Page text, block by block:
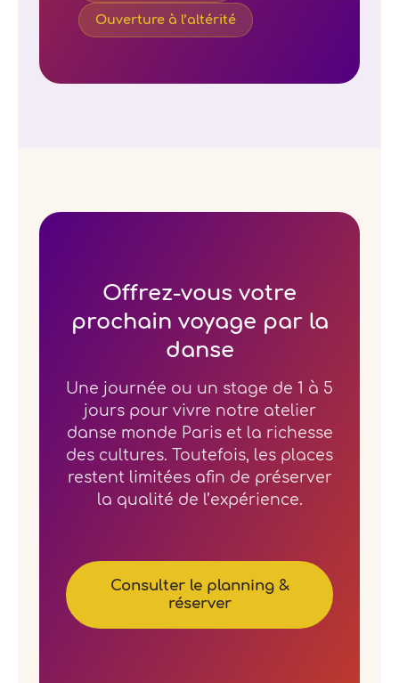
Ouverture à l’altérité
Offrez-vous votre
prochain voyage par la
danse
Une journée ou un stage de 1 à 5
jours pour vivre notre atelier
danse monde Paris et la richesse
des cultures. Toutefois, les places
restent limitées afin de préserver
la qualité de l’expérience.
Consulter le planning &
réserver